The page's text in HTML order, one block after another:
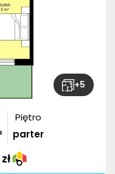
+5
Piętro
parter